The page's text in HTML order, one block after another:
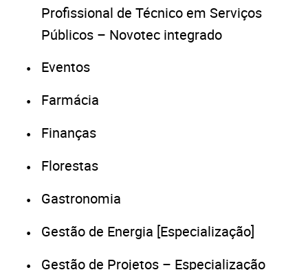
Profissional de Técnico em Serviços
Públicos – Novotec integrado
Eventos
Farmácia
Finanças
Florestas
Gastronomia
Gestão de Energia [Especialização]
Gestão de Projetos – Especialização